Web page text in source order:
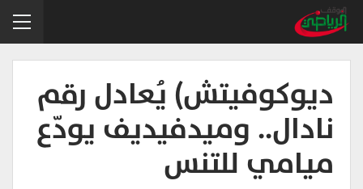
ديوكوفيتش) يُعادل رقم
نادال.. وميدفيديف يودّع
ميامي للتنس